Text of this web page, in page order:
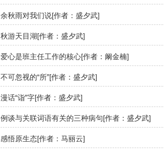
余秋雨对我们说[作者：盛夕武]
秋游天目湖[作者：盛夕武]
爱心是班主任工作的核心[作者：阚金楠]
不可忽视的“所”[作者：盛夕武]
漫话“诣”字[作者：盛夕武]
例谈与关联词语有关的三种病句[作者：盛夕武]
感悟原生态[作者：马丽云]